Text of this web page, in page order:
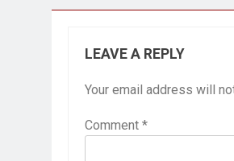
LEAVE A REPLY
Your email address will
Comment *